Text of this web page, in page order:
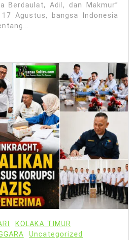
Berdaulat, Adil, dan Makmur”
Agustus, bangsa Indonesia
KOLAKA TIMUR
Uncategorized